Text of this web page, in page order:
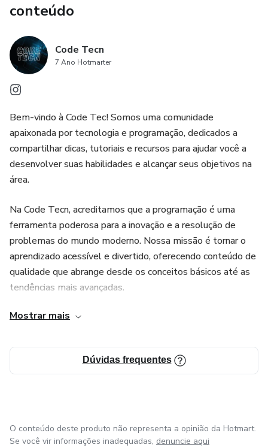
conteúdo
Code Tecn
7 Ano Hotmarter
Bem-vindo à Code Tec! Somos uma comunidade
apaixonada por tecnologia e programação, dedicados a
compartilhar dicas, tutoriais e recursos para ajudar você a
desenvolver suas habilidades e alcançar seus objetivos na
área.
Na Code Tecn, acreditamos que a programação é uma
ferramenta poderosa para a inovação e a resolução de
problemas do mundo moderno. Nossa missão é tornar o
aprendizado acessível e divertido, oferecendo conteúdo de
qualidade que abrange desde os conceitos básicos até as
tendências mais avançadas.
Junte-se a nós e comece sua jornada no mundo da
Mostrar mais
Dúvidas frequentes
O conteúdo deste produto não representa a opinião da Hotmart.
Se você vir informações inadequadas, denuncie aqui